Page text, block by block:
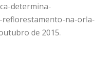
determina-
na-orla-
de 2015.